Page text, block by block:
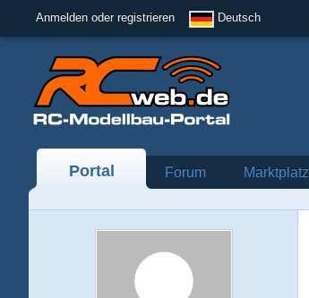
Anmelden oder registrieren Deutsch
Portal Forum Marktplatz